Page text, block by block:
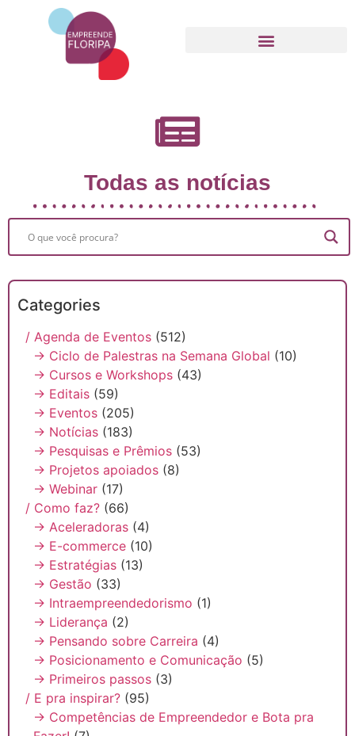
Todas as notícias
Categories
/ Agenda de Eventos (512)
→ Ciclo de Palestras na Semana Global (10)
→ Cursos e Workshops (43)
→ Editais (59)
→ Eventos (205)
→ Notícias (183)
→ Pesquisas e Prêmios (53)
→ Projetos apoiados (8)
→ Webinar (17)
/ Como faz? (66)
→ Aceleradoras (4)
→ E-commerce (10)
→ Estratégias (13)
→ Gestão (33)
→ Intraempreendedorismo (1)
→ Liderança (2)
→ Pensando sobre Carreira (4)
→ Posicionamento e Comunicação (5)
→ Primeiros passos (3)
/ E pra inspirar? (95)
→ Competências de Empreendedor e Bota pra